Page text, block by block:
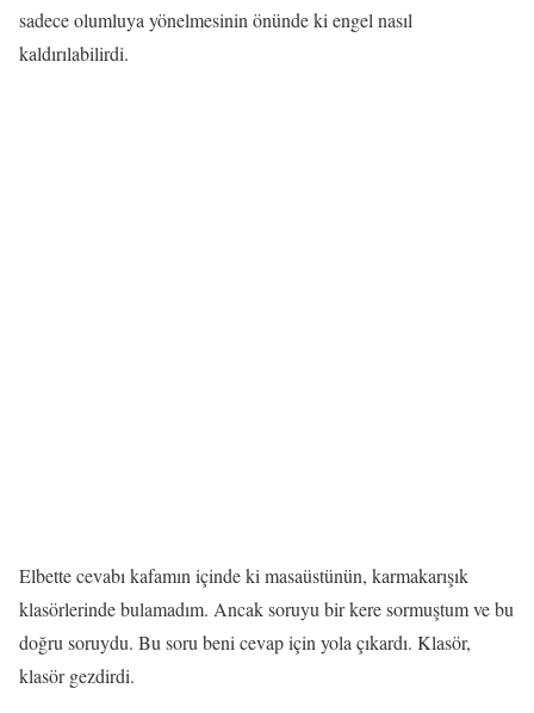
sadece olumluya yönelmesinin önünde ki engel nasıl
kaldırılabilirdi.
Elbette cevabı kafamın içinde ki masaüstünün, karmakarışık
klasörlerinde bulamadım. Ancak soruyu bir kere sormuştum ve bu
doğru soruydu. Bu soru beni cevap için yola çıkardı. Klasör,
klasör gezdirdi.